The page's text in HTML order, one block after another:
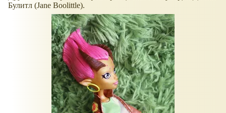
Булитл (Jane Boolittle).